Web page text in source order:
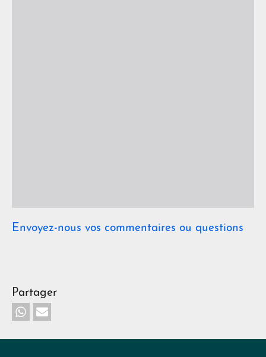
Envoyez-nous vos commentaires ou questions
Partager